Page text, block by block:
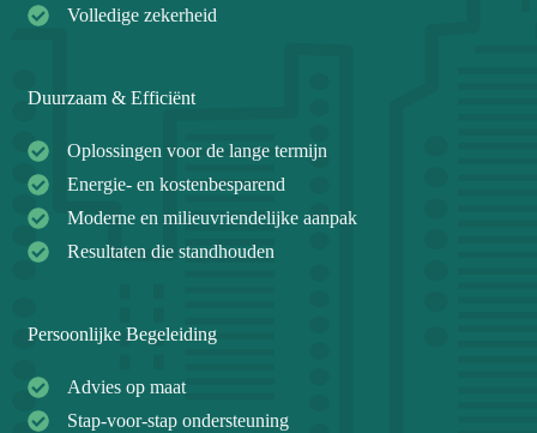
Volledige zekerheid
Duurzaam & Efficiënt
Oplossingen voor de lange termijn
Energie- en kostenbesparend
Moderne en milieuvriendelijke aanpak
Resultaten die standhouden
Persoonlijke Begeleiding
Advies op maat
Stap-voor-stap ondersteuning